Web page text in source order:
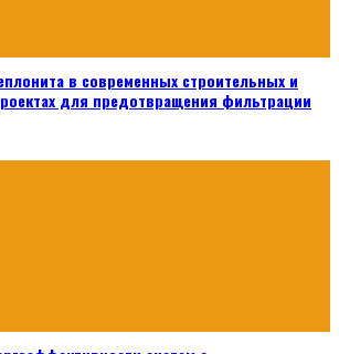
в современных строительных и
для предотвращения фильтрации